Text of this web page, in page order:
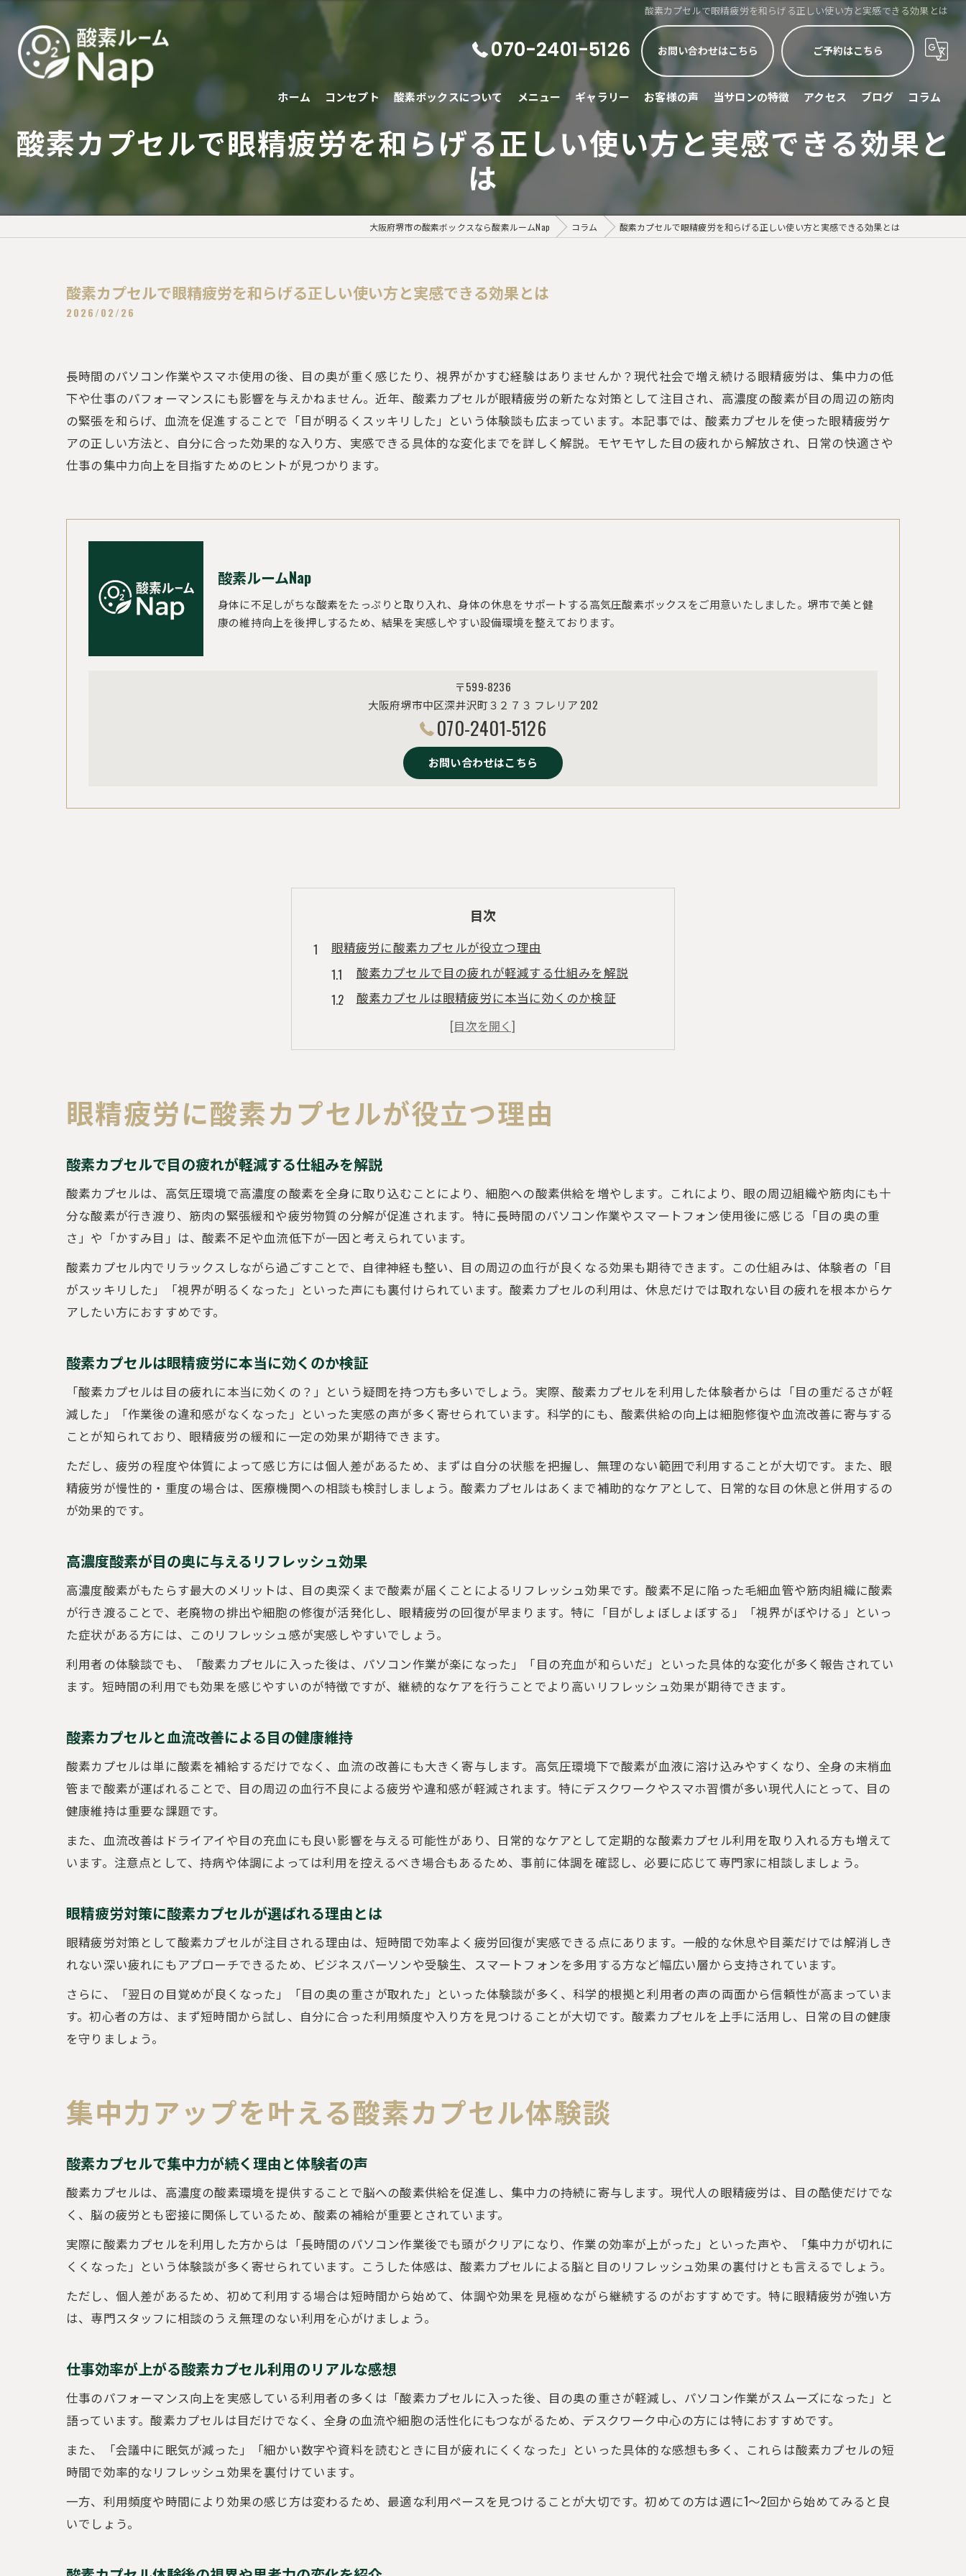
酸素カプセルで眼精疲労を和らげる正しい使い方と実感できる効果とは
070-2401-5126 お問い合わせはこちら ご予約はこちら
ホーム コンセプト 酸素ボックスについて メニュー ギャラリー お客様の声 当サロンの特徴
睡眠不足
眼精疲労
アクセス ブログ コラム
酸素カプセルで眼精疲労を和らげる正しい使い方と実感できる効果と
は
大阪府堺市の酸素ボックスなら酸素ルームNap コラム 酸素カプセルで眼精疲労を和らげる正しい使い方と実感できる効果とは
酸素カプセルで眼精疲労を和らげる正しい使い方と実感できる効果とは
2026/02/26
長時間のパソコン作業やスマホ使用の後、目の奥が重く感じたり、視界がかすむ経験はありませんか？現代社会で増え続ける眼精疲労は、集中力の低
下や仕事のパフォーマンスにも影響を与えかねません。近年、酸素カプセルが眼精疲労の新たな対策として注目され、高濃度の酸素が目の周辺の筋肉
の緊張を和らげ、血流を促進することで「目が明るくスッキリした」という体験談も広まっています。本記事では、酸素カプセルを使った眼精疲労ケ
アの正しい方法と、自分に合った効果的な入り方、実感できる具体的な変化までを詳しく解説。モヤモヤした目の疲れから解放され、日常の快適さや
仕事の集中力向上を目指すためのヒントが見つかります。
酸素ルームNap
身体に不足しがちな酸素をたっぷりと取り入れ、身体の休息をサポートする高気圧酸素ボックスをご用意いたしました。堺市で美と健
康の維持向上を後押しするため、結果を実感しやすい設備環境を整えております。
〒599-8236
大阪府堺市中区深井沢町３２７３ フレリア 202
070-2401-5126
お問い合わせはこちら
目次
眼精疲労に酸素カプセルが役立つ理由
酸素カプセルで目の疲れが軽減する仕組みを解説
酸素カプセルは眼精疲労に本当に効くのか検証
高濃度酸素が目の奥に与えるリフレッシュ効果
酸素カプセルと血流改善による目の健康維持
集中力アップを叶える酸素カプセル体験談
酸素カプセルで集中力が続く理由と体験者の声
酸素カプセル体験後の視界や思考力の変化を紹介
酸素カプセルで得られる頭のスッキリ感とは
疲労回復と集中力向上に酸素カプセルが役立つ瞬間
目の疲れを癒す新習慣としての酸素ケア
毎日の酸素カプセル習慣が目の疲れ対策に効果的
酸素カプセルを取り入れた新しい眼精疲労ケア法
眼精疲労対策に酸素カプセルを習慣化するコツ
酸素カプセルがもたらす視界スッキリ効果
酸素カプセル利用後に感じる視界のクリアさとは
酸素カプセルで目のピント調整力が向上する理由
眼精疲労でかすんだ視界に酸素カプセルが効く仕組み
正しい入り方で実感する眼精疲労ケア術
眼精疲労を和らげる酸素カプセルの利用手順
酸素カプセルに最適な利用頻度と時間の目安
酸素カプセル利用時の呼吸法で実感をアップ
酸素カプセルが怪しいと思った時の調べ方ガイド
眼精疲労に酸素カプセルが役立つ理由
酸素カプセルで目の疲れが軽減する仕組みを解説
酸素カプセルは、高気圧環境で高濃度の酸素を全身に取り込むことにより、細胞への酸素供給を増やします。これにより、眼の周辺組織や筋肉にも十
分な酸素が行き渡り、筋肉の緊張緩和や疲労物質の分解が促進されます。特に長時間のパソコン作業やスマートフォン使用後に感じる「目の奥の重
さ」や「かすみ目」は、酸素不足や血流低下が一因と考えられています。
酸素カプセル内でリラックスしながら過ごすことで、自律神経も整い、目の周辺の血行が良くなる効果も期待できます。この仕組みは、体験者の「目
がスッキリした」「視界が明るくなった」といった声にも裏付けられています。酸素カプセルの利用は、休息だけでは取れない目の疲れを根本からケ
アしたい方におすすめです。
酸素カプセルは眼精疲労に本当に効くのか検証
「酸素カプセルは目の疲れに本当に効くの？」という疑問を持つ方も多いでしょう。実際、酸素カプセルを利用した体験者からは「目の重だるさが軽
減した」「作業後の違和感がなくなった」といった実感の声が多く寄せられています。科学的にも、酸素供給の向上は細胞修復や血流改善に寄与する
ことが知られており、眼精疲労の緩和に一定の効果が期待できます。
ただし、疲労の程度や体質によって感じ方には個人差があるため、まずは自分の状態を把握し、無理のない範囲で利用することが大切です。また、眼
精疲労が慢性的・重度の場合は、医療機関への相談も検討しましょう。酸素カプセルはあくまで補助的なケアとして、日常的な目の休息と併用するの
が効果的です。
高濃度酸素が目の奥に与えるリフレッシュ効果
高濃度酸素がもたらす最大のメリットは、目の奥深くまで酸素が届くことによるリフレッシュ効果です。酸素不足に陥った毛細血管や筋肉組織に酸素
が行き渡ることで、老廃物の排出や細胞の修復が活発化し、眼精疲労の回復が早まります。特に「目がしょぼしょぼする」「視界がぼやける」といっ
た症状がある方には、このリフレッシュ感が実感しやすいでしょう。
利用者の体験談でも、「酸素カプセルに入った後は、パソコン作業が楽になった」「目の充血が和らいだ」といった具体的な変化が多く報告されてい
ます。短時間の利用でも効果を感じやすいのが特徴ですが、継続的なケアを行うことでより高いリフレッシュ効果が期待できます。
酸素カプセルと血流改善による目の健康維持
酸素カプセルは単に酸素を補給するだけでなく、血流の改善にも大きく寄与します。高気圧環境下で酸素が血液に溶け込みやすくなり、全身の末梢血
管まで酸素が運ばれることで、目の周辺の血行不良による疲労や違和感が軽減されます。特にデスクワークやスマホ習慣が多い現代人にとって、目の
健康維持は重要な課題です。
また、血流改善はドライアイや目の充血にも良い影響を与える可能性があり、日常的なケアとして定期的な酸素カプセル利用を取り入れる方も増えて
います。注意点として、持病や体調によっては利用を控えるべき場合もあるため、事前に体調を確認し、必要に応じて専門家に相談しましょう。
眼精疲労対策に酸素カプセルが選ばれる理由とは
眼精疲労対策として酸素カプセルが注目される理由は、短時間で効率よく疲労回復が実感できる点にあります。一般的な休息や目薬だけでは解消しき
れない深い疲れにもアプローチできるため、ビジネスパーソンや受験生、スマートフォンを多用する方など幅広い層から支持されています。
さらに、「翌日の目覚めが良くなった」「目の奥の重さが取れた」といった体験談が多く、科学的根拠と利用者の声の両面から信頼性が高まっていま
す。初心者の方は、まず短時間から試し、自分に合った利用頻度や入り方を見つけることが大切です。酸素カプセルを上手に活用し、日常の目の健康
を守りましょう。
集中力アップを叶える酸素カプセル体験談
酸素カプセルで集中力が続く理由と体験者の声
酸素カプセルは、高濃度の酸素環境を提供することで脳への酸素供給を促進し、集中力の持続に寄与します。現代人の眼精疲労は、目の酷使だけでな
く、脳の疲労とも密接に関係しているため、酸素の補給が重要とされています。
実際に酸素カプセルを利用した方からは「長時間のパソコン作業後でも頭がクリアになり、作業の効率が上がった」といった声や、「集中力が切れに
くくなった」という体験談が多く寄せられています。こうした体感は、酸素カプセルによる脳と目のリフレッシュ効果の裏付けとも言えるでしょう。
ただし、個人差があるため、初めて利用する場合は短時間から始めて、体調や効果を見極めながら継続するのがおすすめです。特に眼精疲労が強い方
は、専門スタッフに相談のうえ無理のない利用を心がけましょう。
仕事効率が上がる酸素カプセル利用のリアルな感想
仕事のパフォーマンス向上を実感している利用者の多くは「酸素カプセルに入った後、目の奥の重さが軽減し、パソコン作業がスムーズになった」と
語っています。酸素カプセルは目だけでなく、全身の血流や細胞の活性化にもつながるため、デスクワーク中心の方には特におすすめです。
また、「会議中に眠気が減った」「細かい数字や資料を読むときに目が疲れにくくなった」といった具体的な感想も多く、これらは酸素カプセルの短
時間で効率的なリフレッシュ効果を裏付けています。
一方、利用頻度や時間により効果の感じ方は変わるため、最適な利用ペースを見つけることが大切です。初めての方は週に1～2回から始めてみると良
いでしょう。